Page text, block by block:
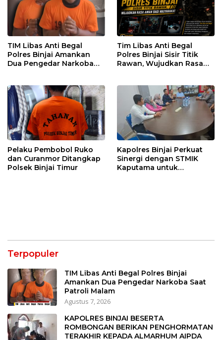
TIM Libas Anti Begal
Polres Binjai Amankan
Dua Pengedar Narkoba
Tim Libas Anti Begal
Polres Binjai Sisir Titik
Rawan, Wujudkan Rasa
Pelaku Pembobol Ruko
dan Curanmor Ditangkap
Polsek Binjai Timur
Kapolres Binjai Perkuat
Sinergi dengan STMIK
Kaputama untuk
Terpopuler
TIM Libas Anti Begal Polres Binjai
Amankan Dua Pengedar Narkoba Saat
Patroli Malam
Agustus 7, 2026
KAPOLRES BINJAI BESERTA
ROMBONGAN BERIKAN PENGHORMATAN
TERAKHIR KEPADA ALMARHUM AIPDA